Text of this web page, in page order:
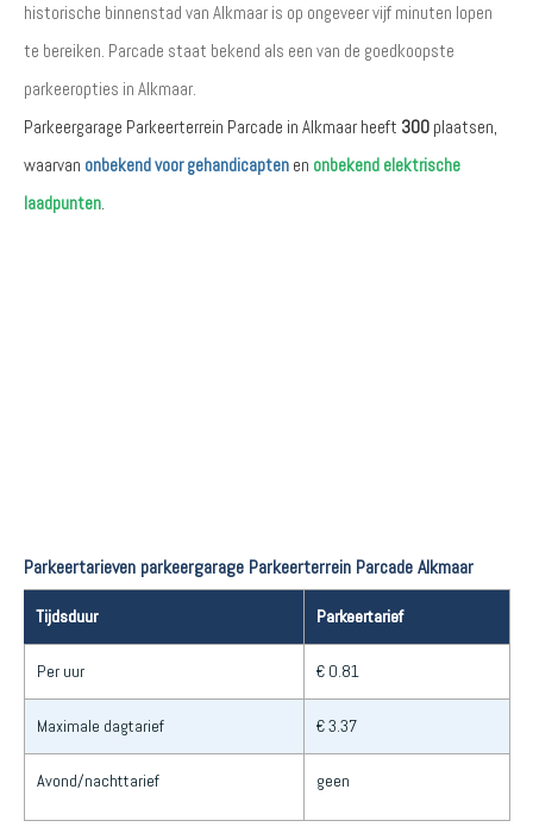
historische binnenstad van Alkmaar is op ongeveer vijf minuten lopen
te bereiken. Parcade staat bekend als een van de goedkoopste
parkeeropties in Alkmaar.
Parkeergarage Parkeerterrein Parcade in Alkmaar heeft 300 plaatsen,
waarvan onbekend voor gehandicapten en onbekend elektrische
laadpunten.
Parkeertarieven parkeergarage Parkeerterrein Parcade Alkmaar
Tijdsduur Parkeertarief
Per uur € 0.81
Maximale dagtarief € 3.37
Avond/nachttarief geen